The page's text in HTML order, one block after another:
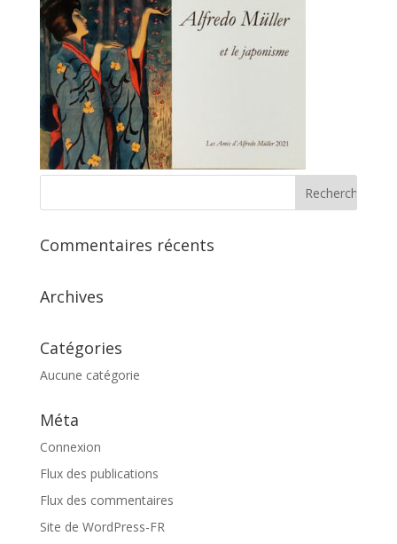
Commentaires récents
Archives
Catégories
Aucune catégorie
Méta
Connexion
Flux des publications
Flux des commentaires
Site de WordPress-FR